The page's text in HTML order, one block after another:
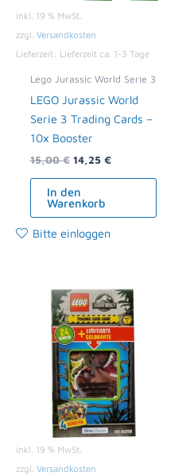
inkl. 19 % MwSt.
zzgl. Versandkosten
Lieferzeit: Lieferzeit ca. 1-3 Tage
Lego Jurassic World Serie 3
LEGO Jurassic World
Serie 3 Trading Cards –
10x Booster
15,00€ 14,25 €
In den
Warenkorb
Bitte einloggen
inkl. 19 % MwSt.
zzgl. Versandkosten